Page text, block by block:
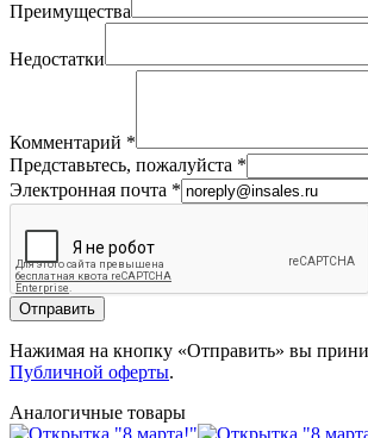
Преимущества
Недостатки
Комментарий *
Представьтесь, пожалуйста *
Электронная почта *
Отправить
Нажимая на кнопку «Отправить» вы
Публичной оферты.
Аналогичные товары